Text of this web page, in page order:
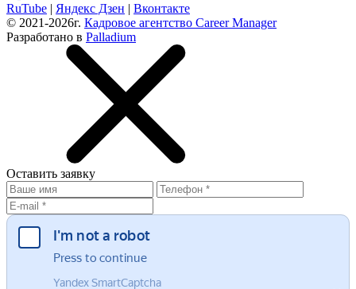
RuTube | Яндекс Дзен | Вконтакте
© 2021-2026г. Кадровое агентство Career Manager
Разработано в Palladium
Оставить заявку